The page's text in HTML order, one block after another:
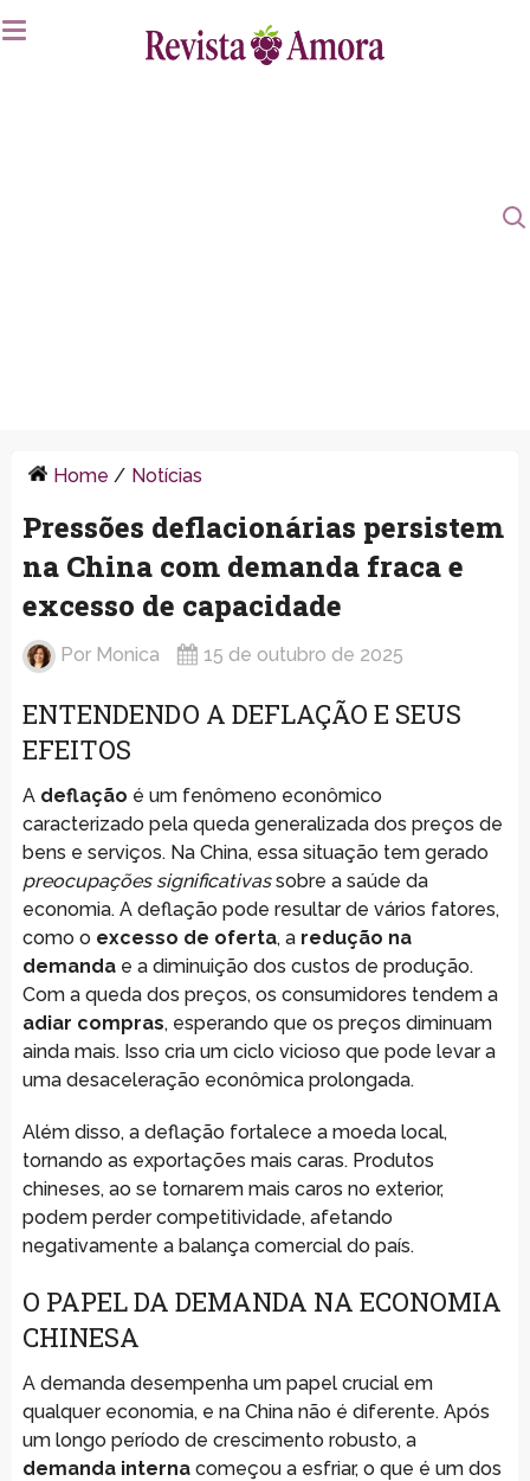
Home / Notícias
Pressões deflacionárias persistem
na China com demanda fraca e
excesso de capacidade
Por Monica 15 de outubro de 2025
ENTENDENDO A DEFLAÇÃO E SEUS
EFEITOS
A deflação é um fenômeno econômico
caracterizado pela queda generalizada dos preços de
bens e serviços. Na China, essa situação tem gerado
preocupações significativassobre a saúde da
economia. A deflação pode resultar de vários fatores,
como o excesso de oferta, a redução na
demandae a diminuição dos custos de produção.
Com a queda dos preços, os consumidores tendem a
adiar compras, esperando que os preços diminuam
ainda mais. Isso cria um ciclo vicioso que pode levar a
uma desaceleração econômica prolongada.
Além disso, a deflação fortalece a moeda local,
tornando as exportações mais caras. Produtos
chineses, ao se tornarem mais caros no exterior,
podem perder competitividade, afetando
negativamente a balança comercial do país.
O PAPEL DA DEMANDA NA ECONOMIA
CHINESA
A demanda desempenha um papel crucial em
qualquer economia, e na China não é diferente. Após
um longo período de crescimento robusto, a
demanda internacomeçou a esfriar, o que é um dos